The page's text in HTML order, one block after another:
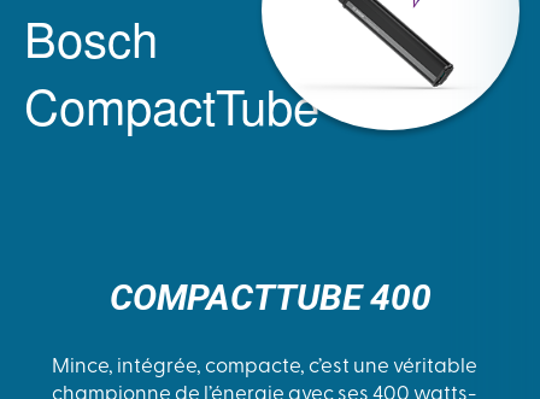
Bosch
CompactTube
COMPACTTUBE 400
Mince, intégrée, compacte, c’est une véritable
championne de l’énergie avec ses 400 watts-